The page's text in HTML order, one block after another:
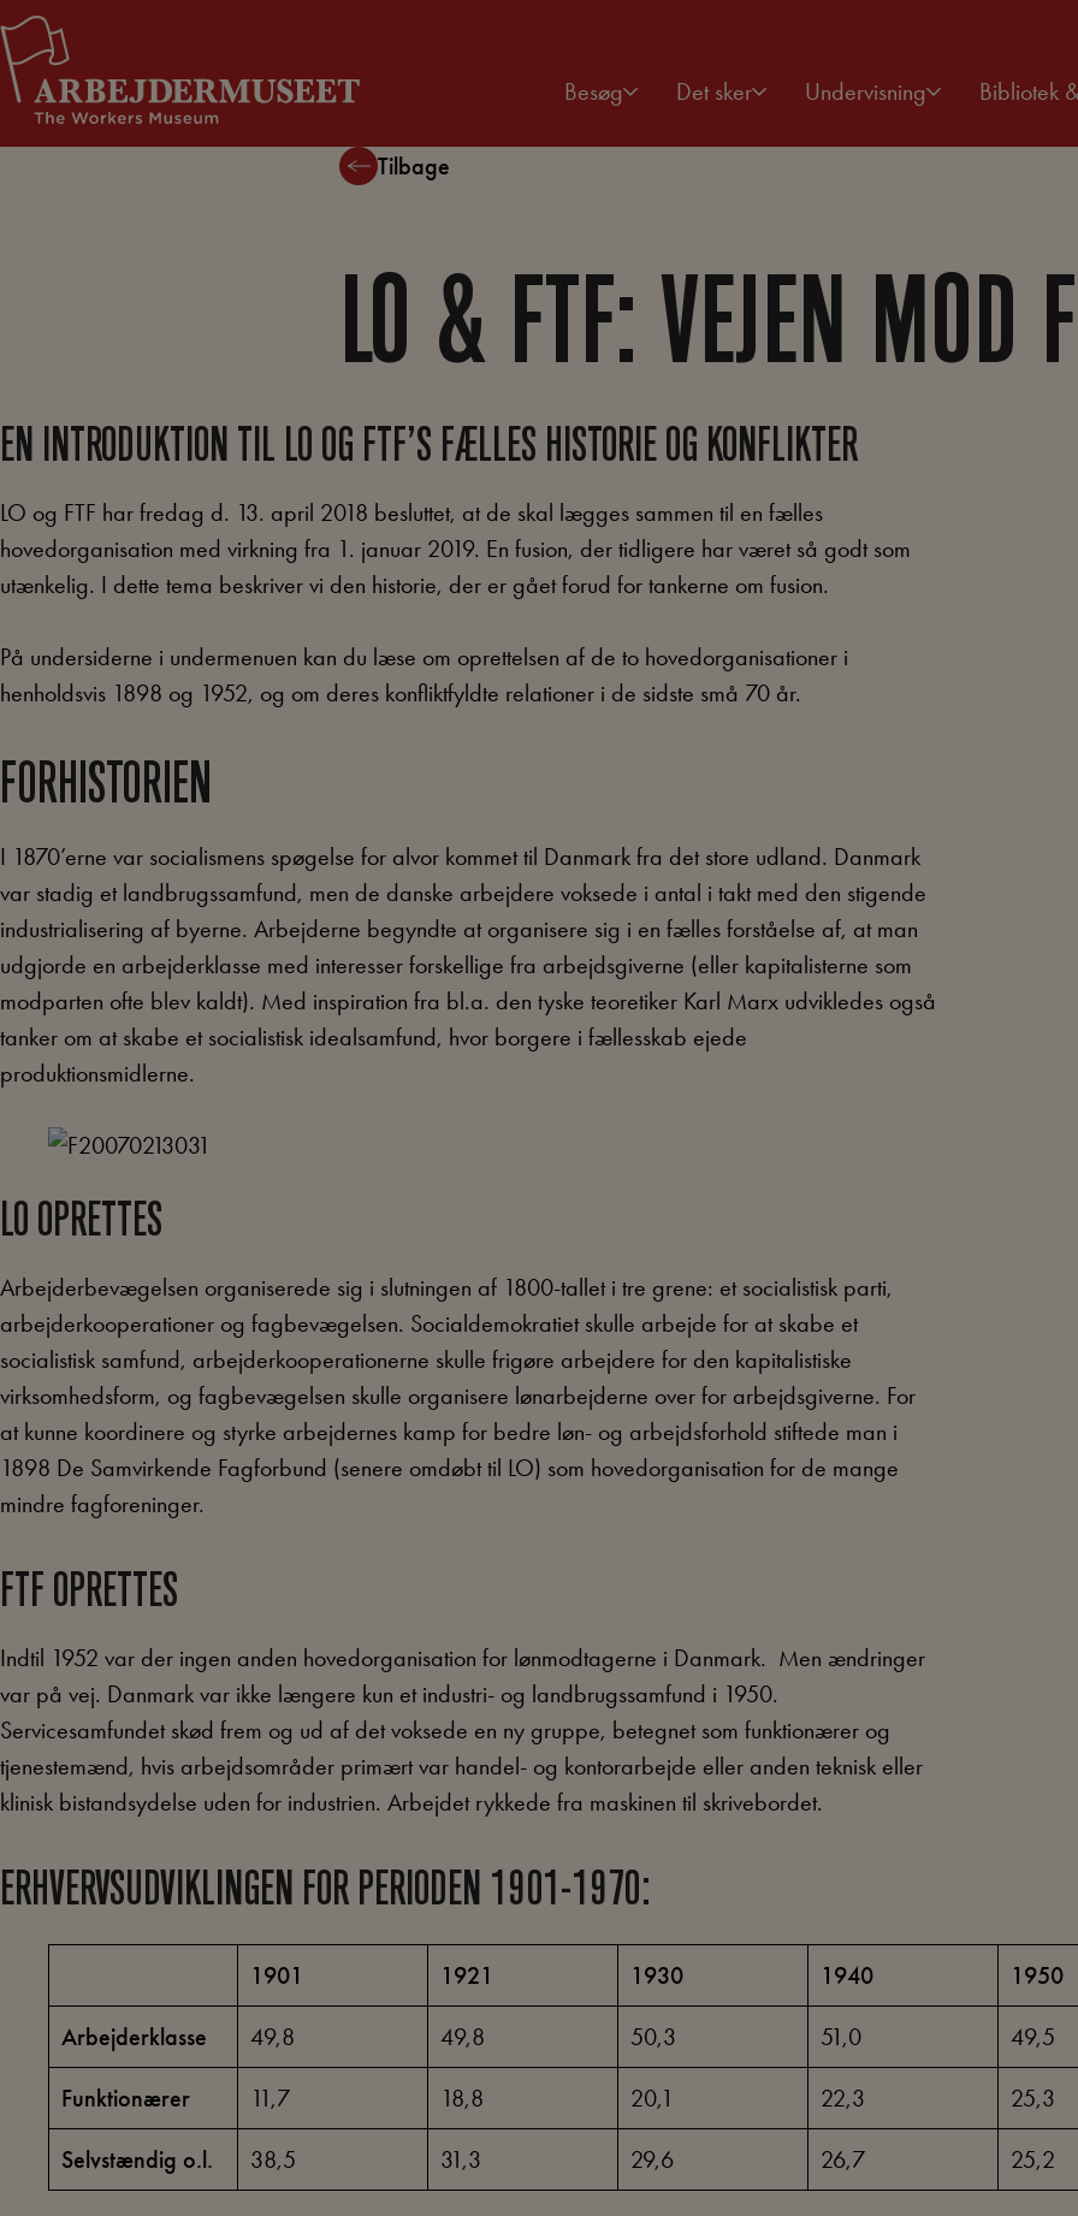
Hop
til
indholdet
Besøg Det sker Undervisning Bibliotek
Tilbage
LO & FTF: VEJEN MOD
EN INTRODUKTION TIL LO OG FTF’S FÆLLES HISTORIE OG KONFLIKTER
LO og FTF har fredag d. 13. april 2018 besluttet, at de skal lægges sammen til en fælles
hovedorganisation med virkning fra 1. januar 2019. En fusion, der tidligere har været så godt som
utænkelig. I dette tema beskriver vi den historie, der er gået forud for tankerne om fusion.
På undersiderne i undermenuen kan du læse om oprettelsen af de to hovedorganisationer i
henholdsvis 1898 og 1952, og om deres konfliktfyldte relationer i de sidste små 70 år.
FORHISTORIEN
I 1870’erne var socialismens spøgelse for alvor kommet til Danmark fra det store udland. Danmark
var stadig et landbrugssamfund, men de danske arbejdere voksede i antal i takt med den stigende
industrialisering af byerne. Arbejderne begyndte at organisere sig i en fælles forståelse af, at man
udgjorde en arbejderklasse med interesser forskellige fra arbejdsgiverne (eller kapitalisterne som
modparten ofte blev kaldt). Med inspiration fra bl.a. den tyske teoretiker Karl Marx udvikledes også
tanker om at skabe et socialistisk idealsamfund, hvor borgere i fællesskab ejede
produktionsmidlerne.
LO OPRETTES
Arbejderbevægelsen organiserede sig i slutningen af 1800-tallet i tre grene: et socialistisk parti,
arbejderkooperationer og fagbevægelsen. Socialdemokratiet skulle arbejde for at skabe et
socialistisk samfund, arbejderkooperationerne skulle frigøre arbejdere for den kapitalistiske
virksomhedsform, og fagbevægelsen skulle organisere lønarbejderne over for arbejdsgiverne. For
at kunne koordinere og styrke arbejdernes kamp for bedre løn- og arbejdsforhold stiftede man i
1898 De Samvirkende Fagforbund (senere omdøbt til LO) som hovedorganisation for de mange
mindre fagforeninger.
FTF OPRETTES
Indtil 1952 var der ingen anden hovedorganisation for lønmodtagerne i Danmark. Men ændringer
var på vej. Danmark var ikke længere kun et industri- og landbrugssamfund i 1950.
Servicesamfundet skød frem og ud af det voksede en ny gruppe, betegnet som funktionærer og
tjenestemænd, hvis arbejdsområder primært var handel- og kontorarbejde eller anden teknisk eller
klinisk bistandsydelse uden for industrien. Arbejdet rykkede fra maskinen til skrivebordet.
ERHVERVSUDVIKLINGEN FOR PERIODEN 1901-1970:
1901 1921 1930 1940 1950
Arbejderklasse 49,8 49,8 50,3 51,0 49,5
Funktionærer 11,7 18,8 20,1 22,3 25,3
Selvstændig o.l. 38,5 31,3 29,6 26,7 25,2